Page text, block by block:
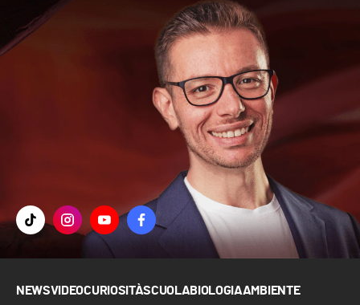
NEWSVIDEOCURIOSITÀSCUOLABIOLOGIAAMBIENTE